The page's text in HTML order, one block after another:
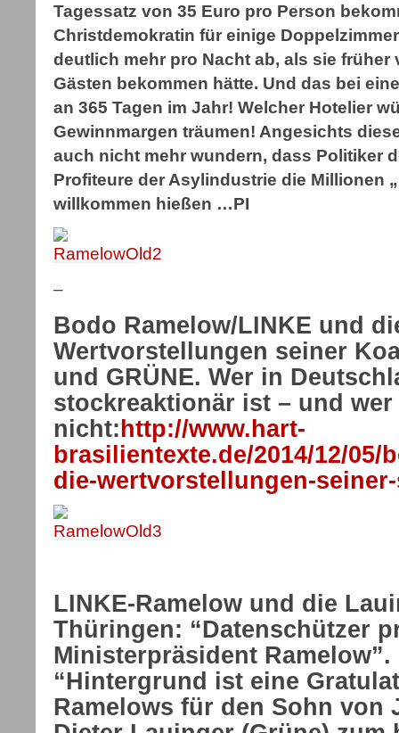
Tagessatz von 35 Euro pro Person
Christdemokratin für einige
deutlich mehr pro Nacht ab, als sie früher
Gästen bekommen hätte. Und das bei
an 365 Tagen im Jahr! Welcher Hotelier
Gewinnmargen träumen! Angesichts
auch nicht mehr wundern, dass Politiker
Profiteure der Asylindustrie die Millionen
willkommen hießen …PI
–
Bodo Ramelow/LINKE und
Wertvorstellungen seiner
und GRÜNE. Wer in
stockreaktionär ist – und wer
nicht: http://www.hart-
brasilientexte.de/2014/12/05/
die-wertvorstellungen-
LINKE-Ramelow und die
Thüringen: “Datenschützer
Ministerpräsident Ramelow”.
“Hintergrund ist eine
Ramelows für den Sohn von